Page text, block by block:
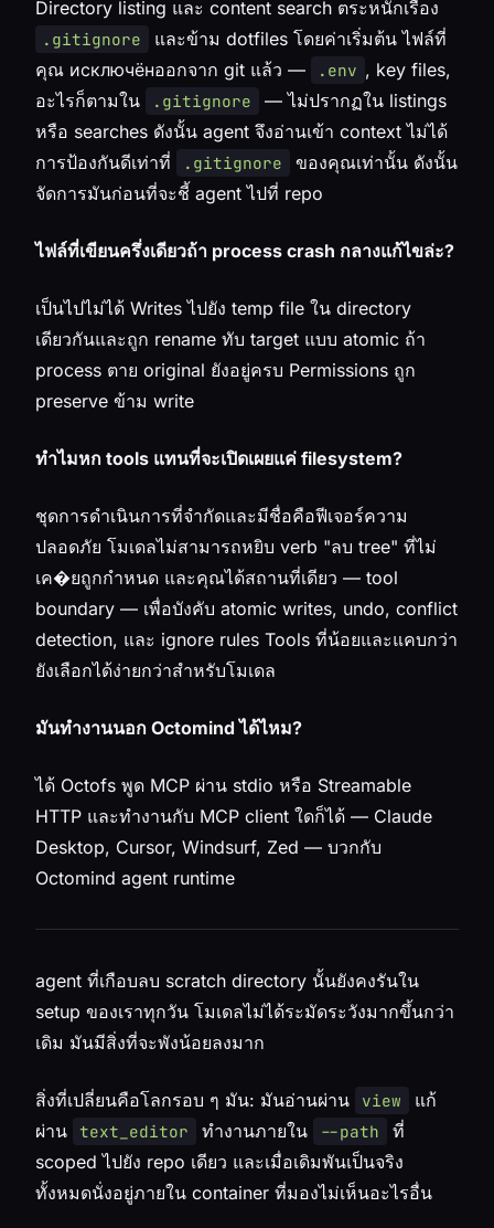
Directory listing และ content search ตระหนักเรื่อง
.gitignore
และข้าม dotfiles โดยค่าเริ่มต้น ไฟล์ที่
คุณ исключёнออกจาก git แล้ว —
.env , key files,
อะไรก็ตามใน
.gitignore
— ไม่ปรากฏใน listings
หรือ searches ดังนั้น agent จึงอ่านเข้า context ไม่ได้
การป้องกันดีเท่าที่
.gitignore
ของคุณเท่านั้น ดังนั้น
จัดการมันก่อนที่จะชี้ agent ไปที่ repo
ไฟล์ที่เขียนครึ่งเดียวถ้า process crash กลางแก้ไขล่ะ?
เป็นไปไม่ได้ Writes ไปยัง temp file ใน directory
เดียวกันและถูก rename ทับ target แบบ atomic ถ้า
process ตาย original ยังอยู่ครบ Permissions ถูก
preserve ข้าม write
ทำไมหก tools แทนที่จะเปิดเผยแค่ filesystem?
ชุดการดำเนินการที่จำกัดและมีชื่อคือฟีเจอร์ความ
ปลอดภัย โมเดลไม่สามารถหยิบ verb "ลบ tree" ที่ไม่
เค�ยถูกกำหนด และคุณได้สถานที่เดียว — tool
boundary — เพื่อบังคับ atomic writes, undo, conflict
detection, และ ignore rules Tools ที่น้อยและแคบกว่า
ยังเลือกได้ง่ายกว่าสำหรับโมเดล
มันทำงานนอก Octomind ได้ไหม?
ได้ Octofs พูด MCP ผ่าน stdio หรือ Streamable
HTTP และทำงานกับ MCP client ใดก็ได้ — Claude
Desktop, Cursor, Windsurf, Zed — บวกกับ
Octomind agent runtime
agent ที่เกือบลบ scratch directory นั้นยังคงรันใน
setup ของเราทุกวัน โมเดลไม่ได้ระมัดระวังมากขึ้นกว่า
เดิม มันมีสิ่งที่จะพังน้อยลงมาก
สิ่งที่เปลี่ยนคือโลกรอบ ๆ มัน: มันอ่านผ่าน view
แก้
ผ่าน text_editor ทำงานภายใน --path
ที่
scoped ไปยัง repo เดียว และเมื่อเดิมพันเป็นจริง
ทั้งหมดนั่งอยู่ภายใน container ที่มองไม่เห็นอะไรอื่น